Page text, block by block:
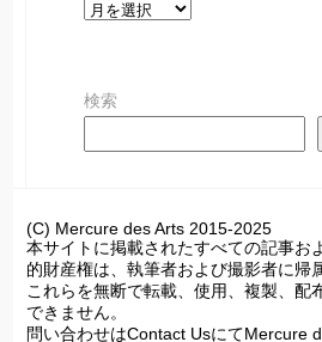
ア
イ
検索
(C) Mercure des Arts 2015-2025
本サイトに掲載されたすべての記事お
的財産権は、執筆者および撮影者に帰
これらを無断で転載、使用、複製、配
できません。
問い合わせはContact UsにてMercure